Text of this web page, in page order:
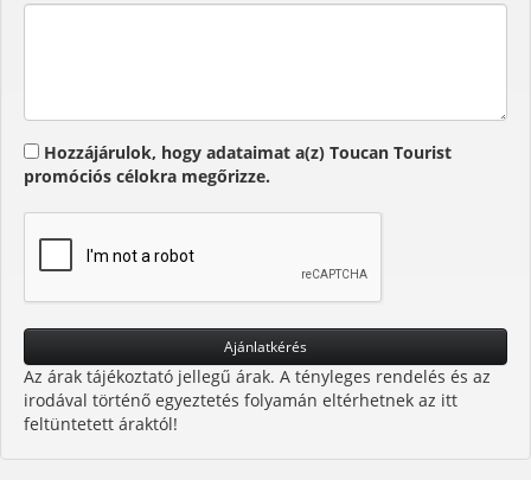
Hozzájárulok, hogy adataimat a(z) Toucan Tourist
promóciós célokra megőrizze.
Az árak tájékoztató jellegű árak. A tényleges rendelés és az
irodával történő egyeztetés folyamán eltérhetnek az itt
feltüntetett áraktól!